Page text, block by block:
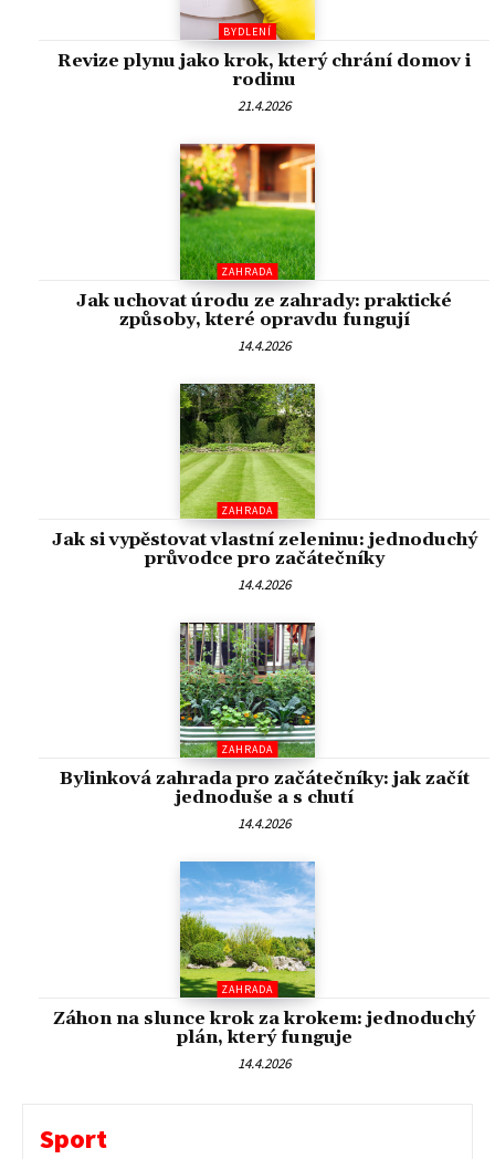
BYDLENÍ
Revize plynu jako krok, který chrání domov i
rodinu
21.4.2026
ZAHRADA
Jak uchovat úrodu ze zahrady: praktické
způsoby, které opravdu fungují
14.4.2026
ZAHRADA
Jak si vypěstovat vlastní zeleninu: jednoduchý
průvodce pro začátečníky
14.4.2026
ZAHRADA
Bylinková zahrada pro začátečníky: jak začít
jednoduše a s chutí
14.4.2026
ZAHRADA
Záhon na slunce krok za krokem: jednoduchý
plán, který funguje
14.4.2026
Sport